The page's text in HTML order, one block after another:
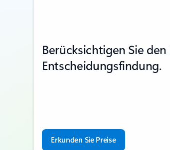
Berücksichtigen Sie
Entscheidungsfindung.
Erkunden Sie Preise